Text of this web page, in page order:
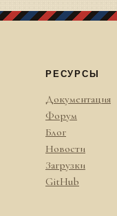
РЕСУРСЫ
Документация
Форум
Блог
Новости
Загрузки
GitHub